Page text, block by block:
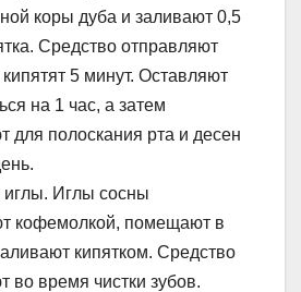
коры дуба и заливают 0,5
Средство отправляют
кипятят 5 минут. Оставляют
на 1 час, а затем
для полоскания рта и десен
Иглы сосны
кофемолкой, помещают в
кипятком. Средство
во время чистки зубов.